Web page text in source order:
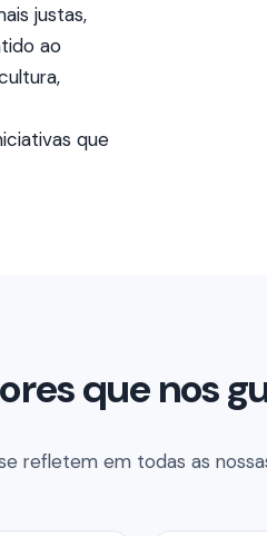
justas,
ao
que
que nos
refletem em todas as